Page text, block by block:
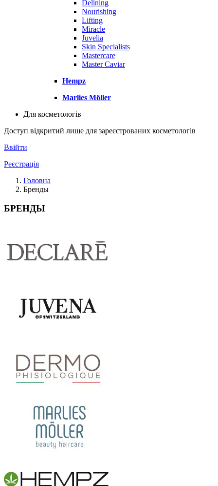
Delining
Nourishing
Lifting
Miracle
Juvelia
Skin Specialists
Mastercare
Master Caviar
Hempz
Marlies Möller
Для косметологів
Доступ відкритий лише для зареєстрованих косметологів
Ввійти
Реєстрація
Головна
Бренды
БРЕНДЫ